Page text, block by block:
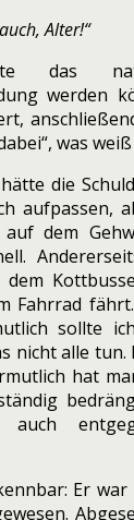
Alter!“
das
werden
was
die
aufpassen,
dem
dem
Fahrrad
sollte
nicht alle tun.
hat
auch
Er war